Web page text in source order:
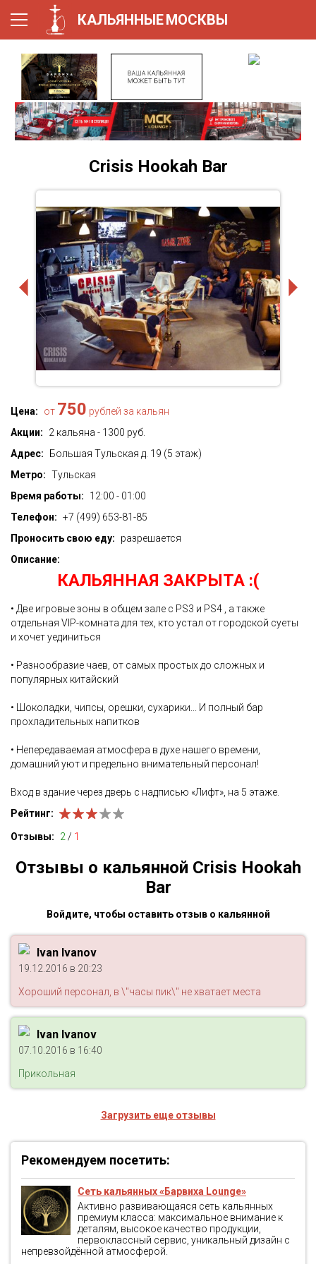
КАЛЬЯННЫЕМОСКВЫ
Crisis Hookah Bar
Цена: от 750 рублей за кальян
Акции:
2 кальяна - 1300 руб.
Адрес:
Большая Тульская д. 19 (5 этаж)
Метро: Тульская
Время работы:
12:00 - 01:00
Телефон: +7 (499) 653-81-85
Проносить свою еду:
разрешается
Описание:
КАЛЬЯННАЯ ЗАКРЫТА :(
• Две игровые зоны в общем зале с PS3 и PS4 , а также
отдельная VIP-комната для тех, кто устал от городской суеты
и хочет уединиться
• Разнообразие чаев, от самых простых до сложных и
популярных китайский
• Шоколадки, чипсы, орешки, сухарики... И полный бар
прохладительных напитков
• Непередаваемая атмосфера в духе нашего времени,
домашний уют и предельно внимательный персонал!
Вход в здание через дверь с надписью «Лифт», на 5 этаже.
Рейтинг:
Отзывы: 2 / 1
Отзывы о кальянной Crisis Hookah
Bar
Войдите, чтобы оставить отзыв о кальянной
Ivan Ivanov
19.12.2016 в 20:23
Хороший персонал, в \"часы пик\" не хватает места
Ivan Ivanov
07.10.2016 в 16:40
Прикольная
Загрузить еще отзывы
Рекомендуем посетить:
Сеть кальянных «Барвиха Lounge»
Активно развивающаяся сеть кальянных
премиум класса: максимальное внимание к
деталям, высокое качество продукции,
первоклассный сервис, уникальный дизайн с
непревзойдённой атмосферой.